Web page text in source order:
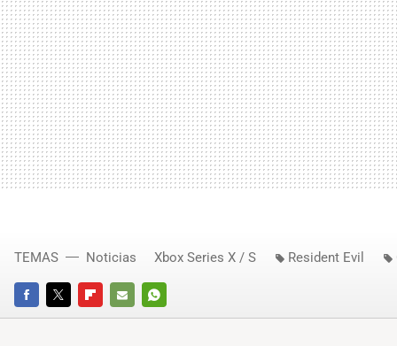
FACEBOOKTWITTERFLIPBOARD
E-
WHATSAPP
TEMAS Noticias Xbox Series X / S Resident Evil